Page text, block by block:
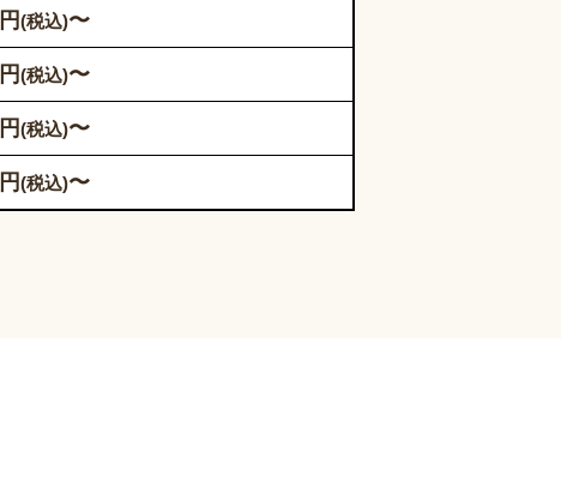
円(税込)〜
円(税込)〜
円(税込)〜
円(税込)〜